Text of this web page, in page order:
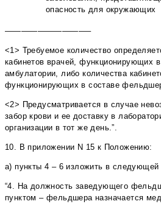
опасность для окружающих
——————————–
<1> Требуемое количество
кабинетов врачей, функционирующих
амбулатории, либо количества
функционирующих в составе
<2> Предусматривается в случае
забор крови и ее доставку в
организации в тот же день.”.
10. В приложении N 15 к Положению:
а) пункты 4 – 6 изложить в следующей
“4. На должность заведующего
пунктом – фельдшера назначается